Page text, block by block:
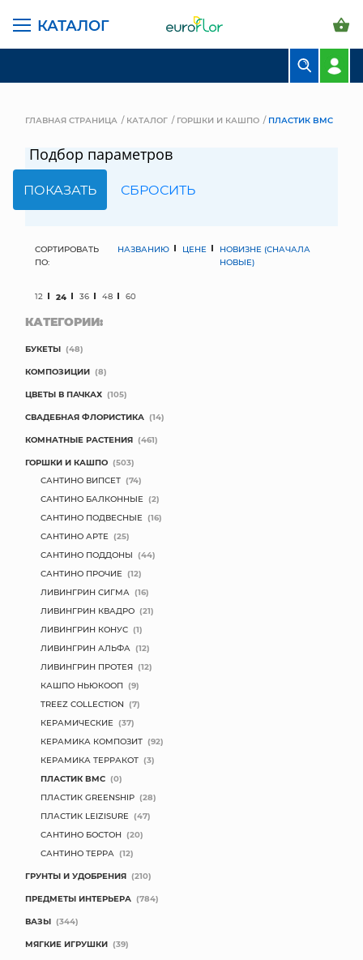
КАТАЛОГ
ГОРШКИ И КАШПО
СУНДУКИ
ИСКУССТВЕННЫЕ ЦВЕТЫ
ПАКЕТЫ И СУМКИ
ПОДАРОЧНЫЕ КАРТЫ
ТОРГОВЫЙ ЦЕНТР
КОНТАКТЫ
ГЛАВНАЯ СТРАНИЦА КАТАЛОГ ГОРШКИ И КАШПО ПЛАСТИК BMC
Подбор параметров
СОРТИРОВАТЬ
ПО:
НАЗВАНИЮ ЦЕНЕ
НОВИЗНЕ (СНАЧАЛА
НОВЫЕ)
12 24 36 48 60
КАТЕГОРИИ:
БУКЕТЫ (48)
КОМПОЗИЦИИ (8)
ЦВЕТЫ В ПАЧКАХ (105)
СВАДЕБНАЯ ФЛОРИСТИКА (14)
КОМНАТНЫЕ РАСТЕНИЯ (461)
ГОРШКИ И КАШПО (503)
САНТИНО ВИПСЕТ (74)
САНТИНО БАЛКОННЫЕ (2)
САНТИНО ПОДВЕСНЫЕ (16)
САНТИНО АРТЕ (25)
САНТИНО ПОДДОНЫ (44)
САНТИНО ПРОЧИЕ (12)
ЛИВИНГРИН СИГМА (16)
ЛИВИНГРИН КВАДРО (21)
ЛИВИНГРИН КОНУС (1)
ЛИВИНГРИН АЛЬФА (12)
ЛИВИНГРИН ПРОТЕЯ (12)
КАШПО НЬЮКООП (9)
TREEZ COLLECTION (7)
КЕРАМИЧЕСКИЕ (37)
КЕРАМИКА КОМПОЗИТ (92)
КЕРАМИКА ТЕРРАКОТ (3)
ПЛАСТИК BMC (0)
ПЛАСТИК GREENSHIP (28)
ПЛАСТИК LEIZISURE (47)
САНТИНО БОСТОН (20)
САНТИНО ТЕРРА (12)
ГРУНТЫ И УДОБРЕНИЯ (210)
ПРЕДМЕТЫ ИНТЕРЬЕРА (784)
ВАЗЫ (344)
МЯГКИЕ ИГРУШКИ (39)